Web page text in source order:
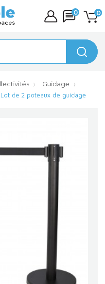
0
0
Guidage
Lot de 2 poteaux de guidage